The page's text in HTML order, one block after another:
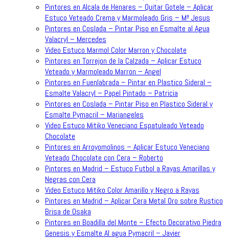
Pintores en Alcala de Henares – Quitar Gotele – Aplicar
Estuco Veteado Crema y Marmoleado Gris – Mª Jesus
Pintores en Coslada – Pintar Piso en Esmalte al Agua
Valacryl – Mercedes
Video Estuco Marmol Color Marron y Chocolate
Pintores en Torrejon de la Calzada – Aplicar Estuco
Veteado y Marmoleado Marron – Angel
Pintores en Fuenlabrada – Pintar en Plastico Sideral –
Esmalte Valacryl – Papel Pintado – Patricia
Pintores en Coslada – Pintar Piso en Plastico Sideral y
Esmalte Pymacril – Mariangeles
Video Estuco Mitiko Veneciano Espatuleado Veteado
Chocolate
Pintores en Arroyomolinos – Aplicar Estuco Veneciano
Veteado Chocolate con Cera – Roberto
Pintores en Madrid – Estuco Futbol a Rayas Amarillas y
Negras con Cera
Video Estuco Mitiko Color Amarillo y Negro a Rayas
Pintores en Madrid – Aplicar Cera Metal Oro sobre Rustico
Brisa de Osaka
Pintores en Boadilla del Monte – Efecto Decorativo Piedra
Genesis y Esmalte Al agua Pymacril – Javier